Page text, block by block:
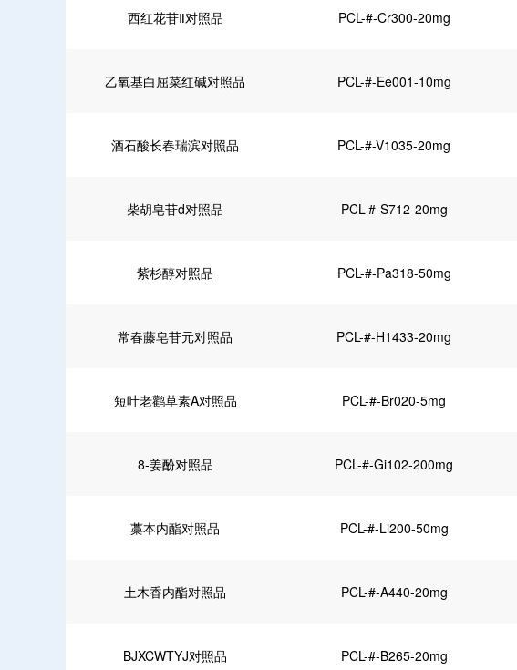
西红花苷Ⅱ对照品 PCL-#-Cr300-20mg
乙氧基白屈菜红碱对照品 PCL-#-Ee001-10mg
酒石酸长春瑞滨对照品 PCL-#-V1035-20mg
柴胡皂苷d对照品 PCL-#-S712-20mg
紫杉醇对照品 PCL-#-Pa318-50mg
常春藤皂苷元对照品 PCL-#-H1433-20mg
短叶老鹳草素A对照品 PCL-#-Br020-5mg
8-姜酚对照品 PCL-#-Gi102-200mg
藁本内酯对照品 PCL-#-Li200-50mg
土木香内酯对照品 PCL-#-A440-20mg
BJXCWTYJ对照品 PCL-#-B265-20mg